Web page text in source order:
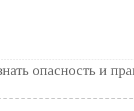
опасность и